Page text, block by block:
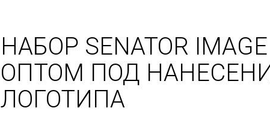
НАБОР SENATOR IMAGE
ОПТОМ ПОД
ЛОГОТИПА